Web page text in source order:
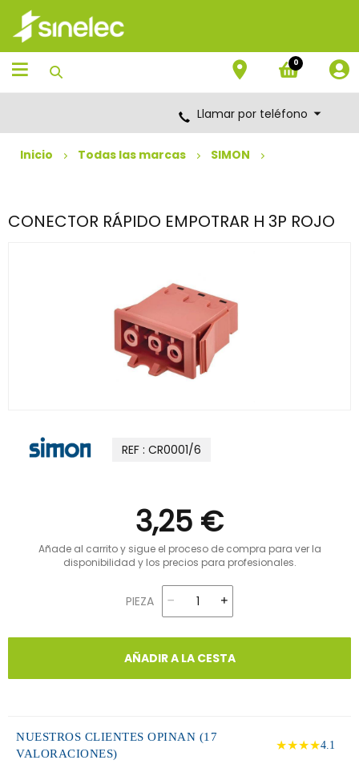
Saltar
contenido
Saltar
menú
de
navegación
0
Llamar por teléfono
Inicio Todas las marcas SIMON
CONECTOR RÁPIDO EMPOTRAR H 3P ROJO
REF : CR0001/6
3,25 €
Añade al carrito y sigue el proceso de compra para ver la
disponibilidad y los precios para profesionales.
PIEZA
AÑADIR A LA CESTA
NUESTROS CLIENTES OPINAN (17
VALORACIONES)
★★★★4.1